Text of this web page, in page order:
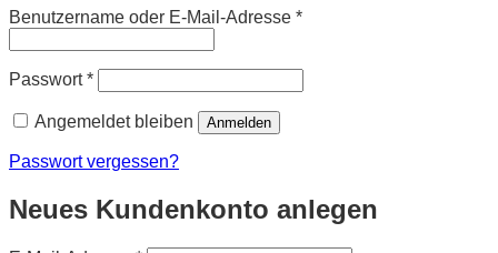
Benutzername oder E-Mail-Adresse *Erforderlich
Passwort*Erforderlich
Angemeldet bleiben Anmelden
Passwort vergessen?
Neues Kundenkonto anlegen